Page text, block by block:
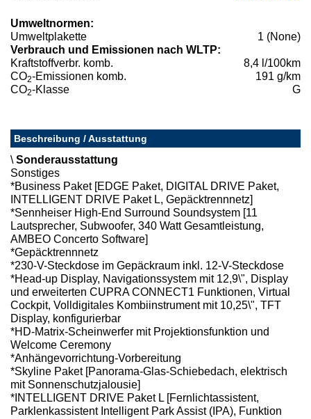
Umweltnormen:
Umweltplakette
1 (None)
Verbrauch und Emissionen nach WLTP:
Kraftstoffverbr. komb.
8,4 l/100km
CO2-Emissionen komb.
191 g/km
CO2-Klasse G
Beschreibung / Ausstattung
\ Sonderausstattung
Sonstiges
*Business Paket [EDGE Paket, DIGITAL DRIVE Paket,
INTELLIGENT DRIVE Paket L, Gepäcktrennnetz]
*Sennheiser High-End Surround Soundsystem [11
Lautsprecher, Subwoofer, 340 Watt Gesamtleistung,
AMBEO Concerto Software]
*Gepäcktrennnetz
*230-V-Steckdose im Gepäckraum inkl. 12-V-Steckdose
*Head-up Display, Navigationssystem mit 12,9\", Display
und erweiterten CUPRA CONNECT1 Funktionen, Virtual
Cockpit, Volldigitales Kombiinstrument mit 10,25\", TFT
Display, konfigurierbar
*HD-Matrix-Scheinwerfer mit Projektionsfunktion und
Welcome Ceremony
*Anhängevorrichtung-Vorbereitung
*Skyline Paket [Panorama-Glas-Schiebedach, elektrisch
mit Sonnenschutzjalousie]
*INTELLIGENT DRIVE Paket L [Fernlichtassistent,
Parklenkassistent Intelligent Park Assist (IPA), Funktion